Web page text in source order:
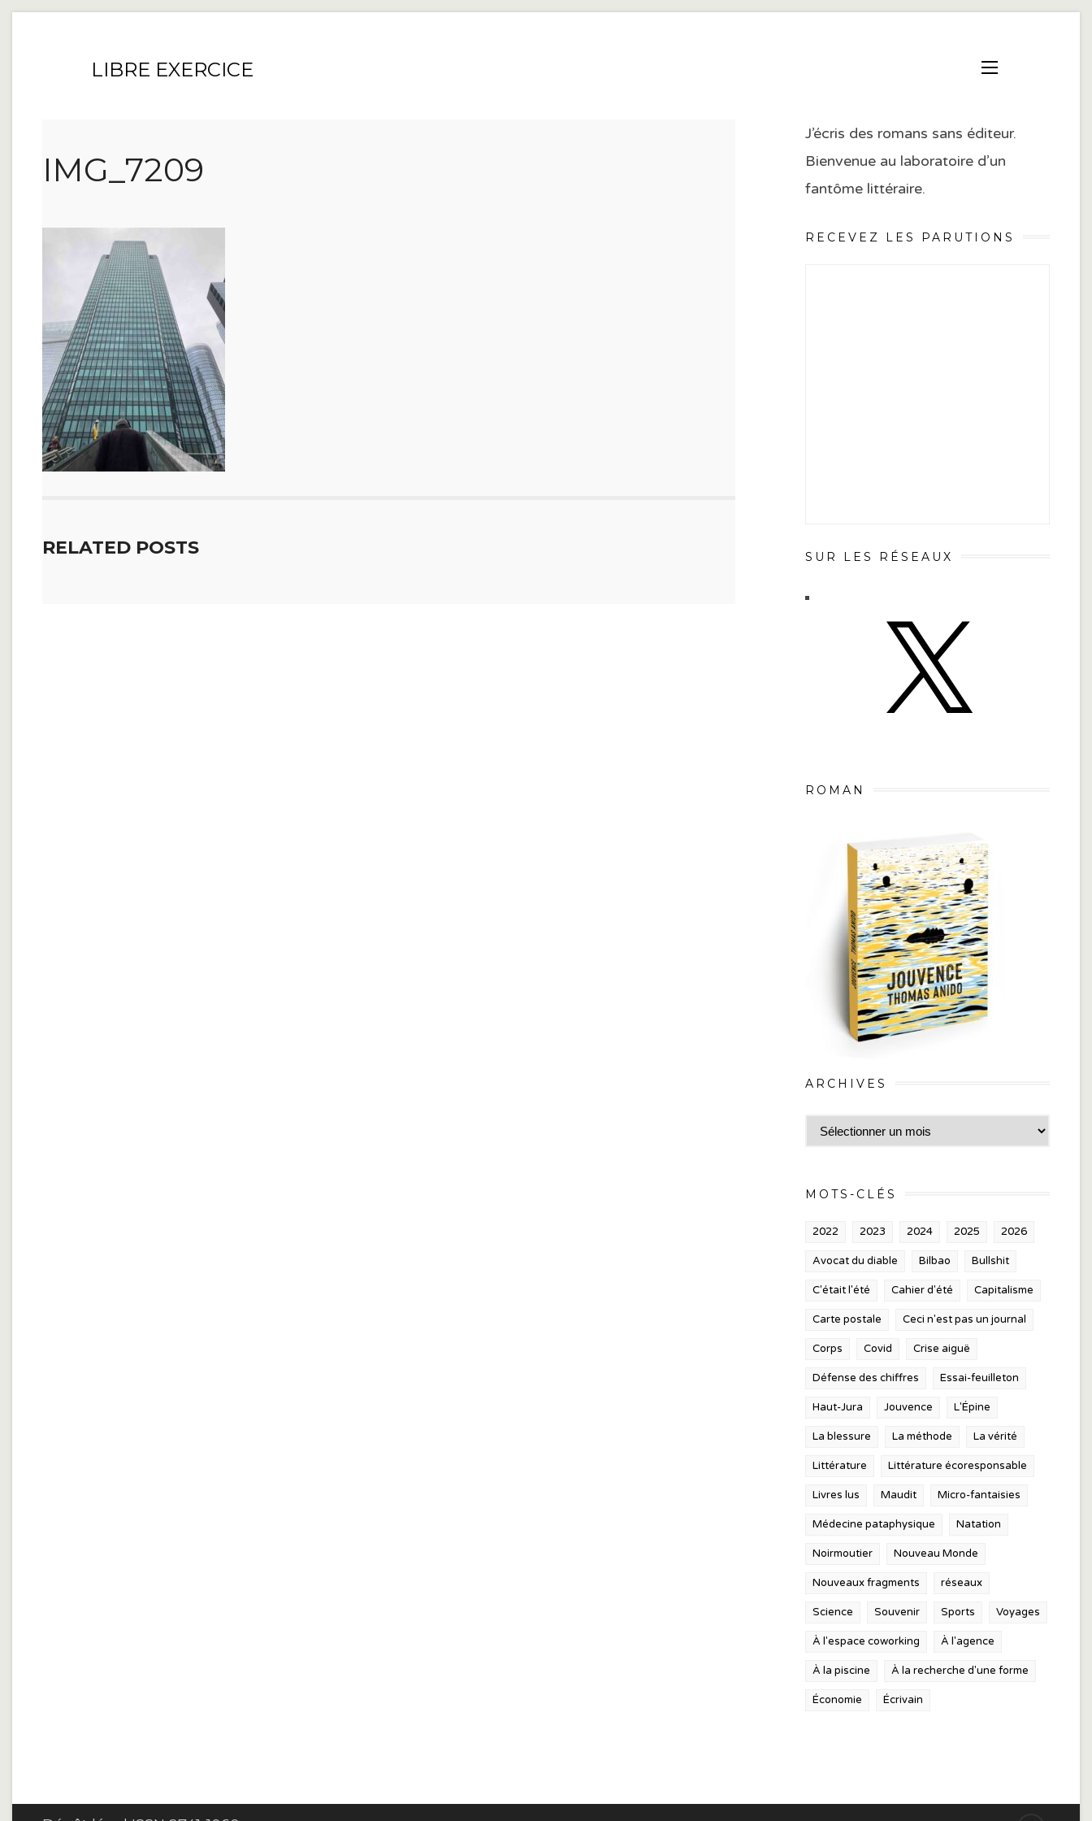
LIBRE EXERCICE
IMG_7209
RELATED POSTS
J’écris des romans sans éditeur.
Bienvenue au laboratoire d’un
fantôme littéraire.
RECEVEZ LES PARUTIONS
SUR LES RÉSEAUX
ROMAN
ARCHIVES
Archives
MOTS-CLÉS
2022 2023 2024 2025 2026
Avocat du diable Bilbao Bullshit
C'était l'été Cahier d'été Capitalisme
Carte postale Ceci n'est pas un journal
Corps Covid Crise aiguë
Défense des chiffres Essai-feuilleton
Haut-Jura Jouvence L'Épine
La blessure La méthode La vérité
Littérature Littérature écoresponsable
Livres lus Maudit Micro-fantaisies
Médecine pataphysique Natation
Noirmoutier Nouveau Monde
Nouveaux fragments réseaux
Science Souvenir Sports Voyages
À l'espace coworking À l'agence
À la piscine À la recherche d'une forme
Économie Écrivain